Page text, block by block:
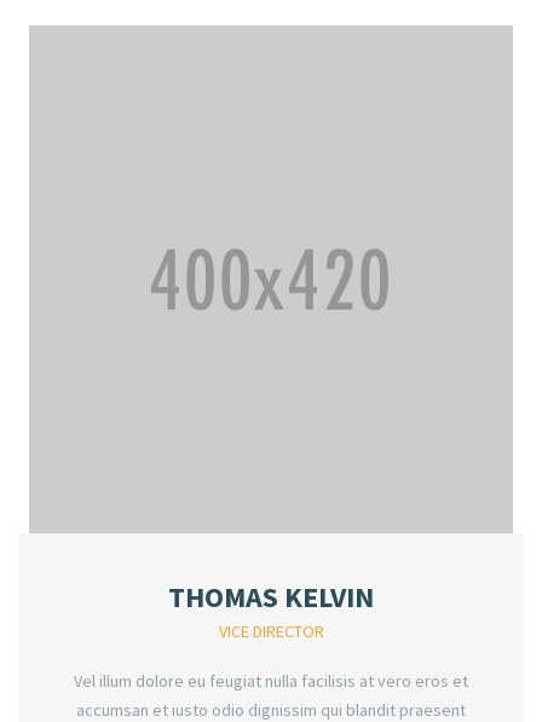
THOMAS KELVIN
VICE DIRECTOR
Vel illum dolore eu feugiat nulla facilisis at vero eros et
accumsan et iusto odio dignissim qui blandit praesent